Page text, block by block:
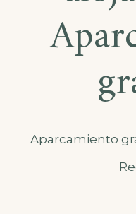
Aparcamiento